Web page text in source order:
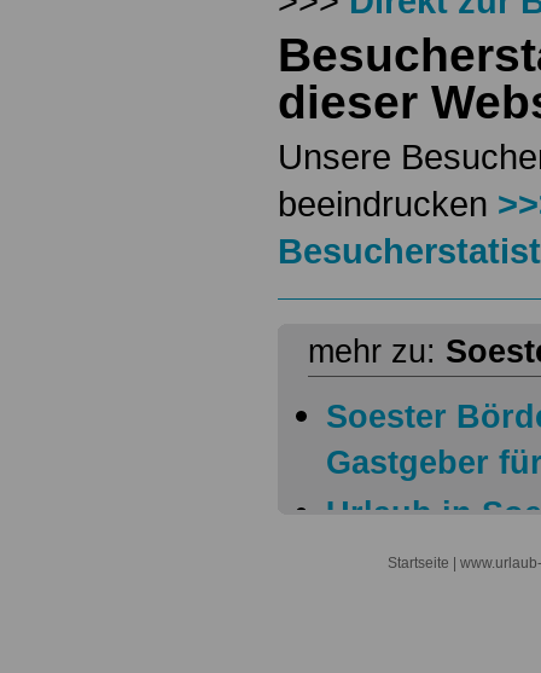
dieser
Unsere
beeindrucken
mehr zu:
Soester
Gastgeber
Urlaub in
Urlaub in
Startseite |